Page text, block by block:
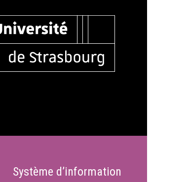
Système d’information